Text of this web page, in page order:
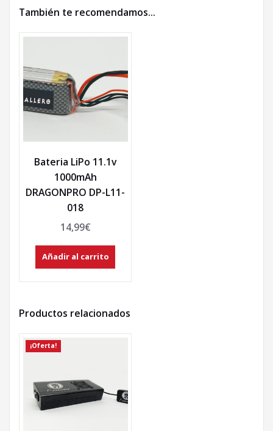
También te recomendamos…
Bateria LiPo 11.1v
1000mAh
DRAGONPRO DP-L11-
018
14,99€
Añadir al carrito
Productos relacionados
¡Oferta!